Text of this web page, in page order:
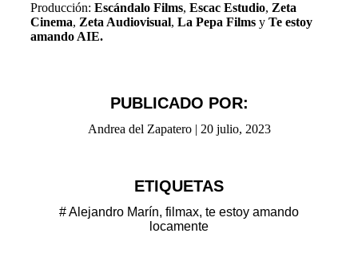
Producción: Escándalo Films, Escac Estudio, Zeta
Cinema, Zeta Audiovisual, La Pepa Films y Te estoy
amando AIE.
PUBLICADO POR:
Andrea del Zapatero | 20 julio, 2023
ETIQUETAS
#Alejandro Marín, filmax, te estoy amando
locamente